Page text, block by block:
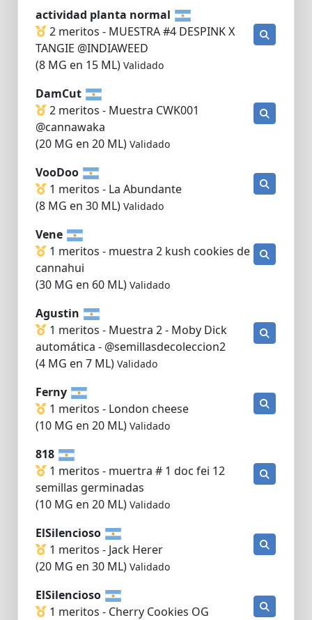
actividad planta normal
2 meritos - MUESTRA #4 DESPINK X
TANGIE @INDIAWEED
(8 MG en 15 ML)Validado
DamCut
2 meritos - Muestra CWK001
@cannawaka
(20 MG en 20 ML)Validado
VooDoo
1 meritos - La Abundante
(8 MG en 30 ML)Validado
Vene
1 meritos - muestra 2 kush cookies de
cannahui
(30 MG en 60 ML)Validado
Agustin
1 meritos - Muestra 2 - Moby Dick
automática - @semillasdecoleccion2
(4 MG en 7 ML)Validado
Ferny
1 meritos - London cheese
(10 MG en 20 ML)Validado
818
1 meritos - muertra # 1 doc fei 12
semillas germinadas
(10 MG en 20 ML)Validado
ElSilencioso
1 meritos - Jack Herer
(20 MG en 30 ML)Validado
ElSilencioso
1 meritos - Cherry Cookies OG